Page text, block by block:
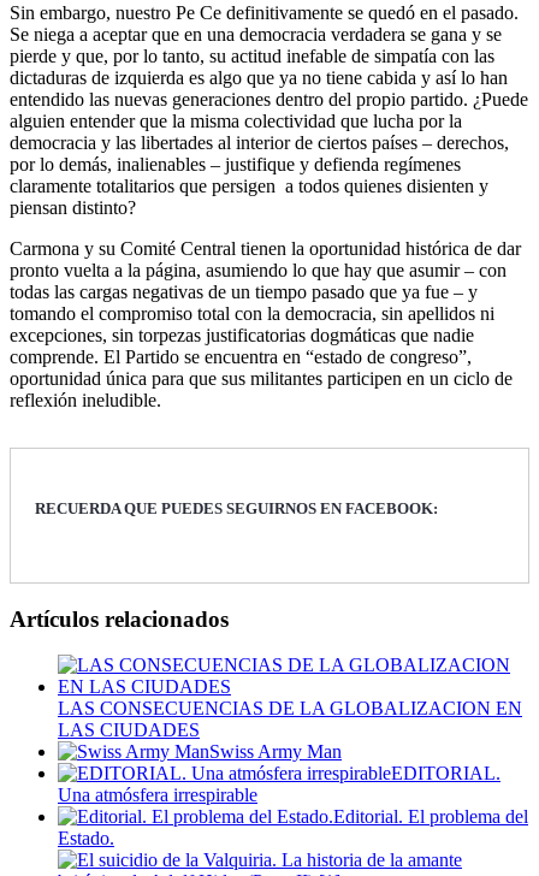
Sin embargo, nuestro Pe Ce definitivamente se quedó en el pasado.
Se niega a aceptar que en una democracia verdadera se gana y se
pierde y que, por lo tanto, su actitud inefable de simpatía con las
dictaduras de izquierda es algo que ya no tiene cabida y así lo han
entendido las nuevas generaciones dentro del propio partido. ¿Puede
alguien entender que la misma colectividad que lucha por la
democracia y las libertades al interior de ciertos países – derechos,
por lo demás, inalienables – justifique y defienda regímenes
claramente totalitarios que persigen a todos quienes disienten y
piensan distinto?
Carmona y su Comité Central tienen la oportunidad histórica de dar
pronto vuelta a la página, asumiendo lo que hay que asumir – con
todas las cargas negativas de un tiempo pasado que ya fue – y
tomando el compromiso total con la democracia, sin apellidos ni
excepciones, sin torpezas justificatorias dogmáticas que nadie
comprende. El Partido se encuentra en “estado de congreso”,
oportunidad única para que sus militantes participen en un ciclo de
reflexión ineludible.
RECUERDA QUE PUEDES SEGUIRNOS EN FACEBOOK:
Artículos relacionados
LAS CONSECUENCIAS DE LA GLOBALIZACION EN
LAS CIUDADES
Swiss Army Man
EDITORIAL.
Una atmósfera irrespirable
Editorial. El problema del
Estado.